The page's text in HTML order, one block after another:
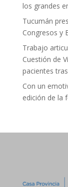
los grandes
Tucumán
Congresos y
Trabajo
Cuestión de
pacientes
Con un
edición de la